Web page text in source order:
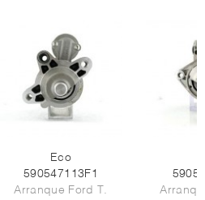
Eco
590547113F1
Arranque Ford T.